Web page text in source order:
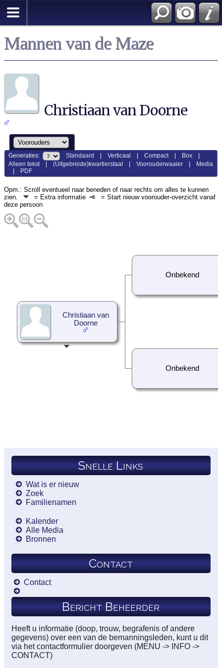
Mannen van de Maze
Christiaan van Doorne
Generaties: Standaard |Verticaal |Compact| Box
Alleen tekst|(Uitgebreide)kwartierstaat|Voorouderwaaier
Media
PDF
Opm.: Scroll eventueel naar beneden of naar rechts om alles te kunnen
zien.
= Extra informatie
= Start nieuw voorouder-overzicht vanaf
deze persoon
Christiaan van
Doorne
Onbekend
Onbekend
Snelle Links
Wat is er nieuw
Zoek
Familienamen
Kalender
Alle Media
Bronnen
Contact
Contact
Bericht Beheerder
Heeft u informatie (doop, trouw, begrafenis of andere
gegevens) over een van de bemanningsleden, kunt u dit
via het contactformulier doorgeven (MENU -> INFO ->
CONTACT)